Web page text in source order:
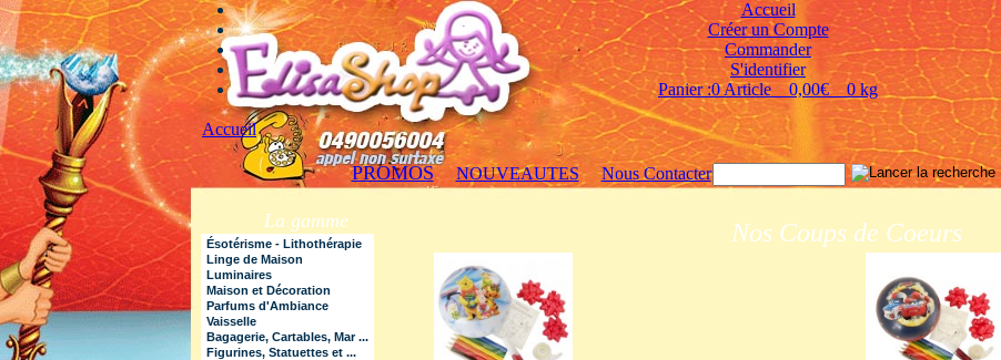
Accueil
Créer un Compte
Commander
S'identifier
Panier :0 Article 0,00€ 0 kg
Accueil
PROMOS NOUVEAUTES Nous Contacter
La gamme
Ésotérisme - Lithothérapie
Linge de Maison
Luminaires
Maison et Décoration
Parfums d'Ambiance
Vaisselle
Bagagerie, Cartables, Mar ...
Figurines, Statuettes et ...
Nos Coups de Coeurs